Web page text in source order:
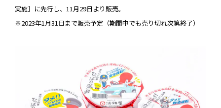
実施］に先行し、11月29日より販売。
※2023年1月31日まで販売予定（期間中でも売り切れ次第終了）